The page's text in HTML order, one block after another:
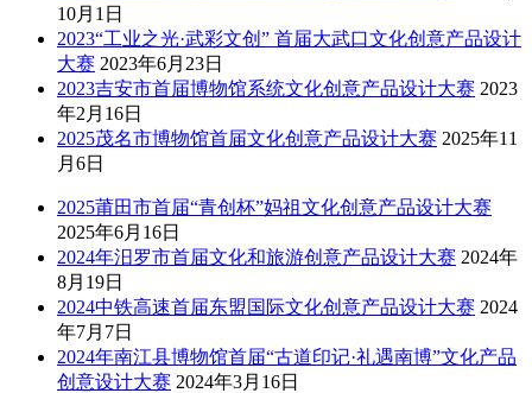
10月1日
2023“工业之光·武彩文创” 首届大武口文化创意产品设计
大赛 2023年6月23日
2023吉安市首届博物馆系统文化创意产品设计大赛 2023
年2月16日
2025茂名市博物馆首届文化创意产品设计大赛 2025年11
月6日
2025莆田市首届“青创杯”妈祖文化创意产品设计大赛
2025年6月16日
2024年汨罗市首届文化和旅游创意产品设计大赛 2024年
8月19日
2024中铁高速首届东盟国际文化创意产品设计大赛 2024
年7月7日
2024年南江县博物馆首届“古道印记·礼遇南博”文化产品
创意设计大赛 2024年3月16日